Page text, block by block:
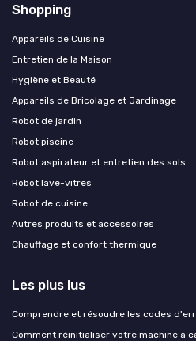
Shopping
Appareils de Cuisine
Entretien de la Maison
Hygiène et Beauté
Appareils de Bricolage et Jardinage
Robot de jardin
Robot piscine
Robot aspirateur et entretien des sols
Robot lave-vitres
Robot de cuisine
Autres produits et accessoires
Chauffage et confort thermique
Les plus lus
Comprendre et résoudre les codes
Comment réinitialiser votre machine à